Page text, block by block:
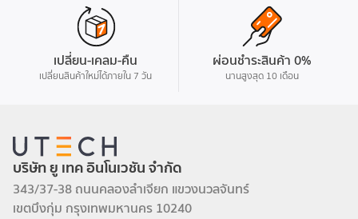
เปลี่ยนแผ่นรองเมาส์บนโต๊ะให้
เข้าคู่กับคีย์บอร์ดตัวโปรดของ
คุณสักที ใครที่รอจัดชุดเข้าคู่
แบบเป๊ะๆ อยู่ ถึงเวลาคอมพลีท
เซตของคุณแล้ววันนี้!#LOGA
บ้านไปอยู่เป็นเพื่อนข้างๆ
คีย์บอร์ดแล้ว บอกเลยว่าวางบน
โต๊ะเมื่อไหร่ ใจฟูเมื่อนั้น!#LOGA
#Disney #ZOOTOPIA
เปลี่ยน-เคลม-คืน
เปลี่ยนสินค้าใหม่ได้ภายใน 7 วัน
ผ่อนชำระสินค้า 0%
นานสูงสุด 10 เดือน
บริษัท ยู เทค อินโนเวชัน จำกัด
343/37-38 ถนนคลองลำเจียก แขวงนวลจันทร์
เขตบึงกุ่ม กรุงเทพมหานคร 10240